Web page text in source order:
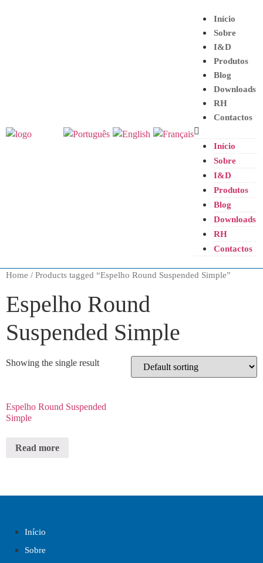
Início
Sobre
I&D
Produtos
Blog
Downloads
RH
Contactos
Início
Sobre
I&D
Produtos
Blog
Downloads
RH
Contactos
Home / Products tagged “Espelho Round Suspended Simple”
Espelho Round
Suspended Simple
Showing the single result
Espelho Round Suspended
Simple
Read more
Início
Sobre